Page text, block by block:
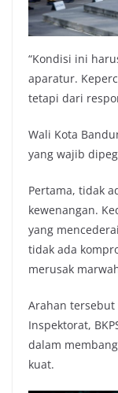
“Kondisi ini
aparatur.
tetapi dari
Wali Kota
yang wajib
Pertama, tidak
kewenangan.
yang
tidak ada
merusak
Arahan
Inspektorat,
dalam
kuat.